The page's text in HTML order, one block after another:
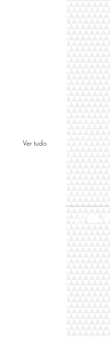
plataformas digitais
Ver tudo